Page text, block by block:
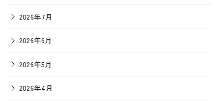
2026年7月
2026年6月
2026年5月
2026年4月